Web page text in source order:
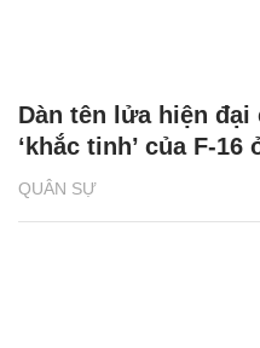
QUÂN SỰ
Dàn tên lửa hiện đại
‘khắc tinh’ của F-16